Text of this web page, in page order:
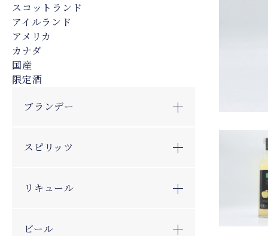
スコットランド
アイルランド
アメリカ
カナダ
国産
限定酒
ブランデー
スピリッツ
リキュール
ビール